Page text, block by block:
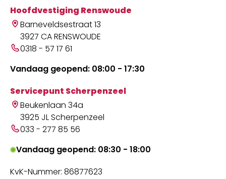
Hoofdvestiging Renswoude
Barneveldsestraat 13
3927 CA RENSWOUDE
0318 - 57 17 61
Vandaag geopend: 08:00 - 17:30
Servicepunt Scherpenzeel
Beukenlaan 34a
3925 JL Scherpenzeel
033 - 277 85 56
Vandaag geopend: 08:30 - 18:00
KvK-Nummer: 86877623